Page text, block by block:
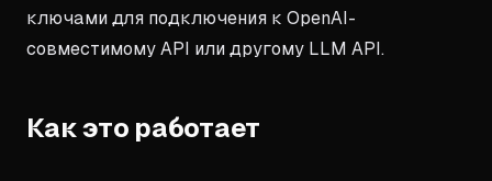
ключами для подключения к OpenAI-
совместимому API или другому LLM API.
Как это работает